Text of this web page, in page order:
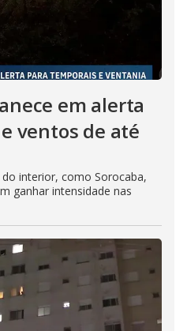
em alerta
ventos de até
interior, como Sorocaba,
ganhar intensidade nas